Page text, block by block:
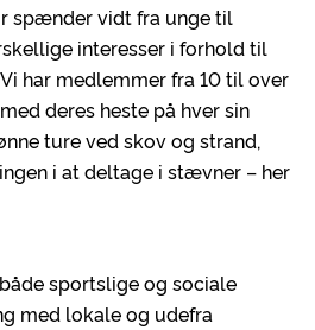
spænder vidt fra unge til
interesser i forhold til
har medlemmer fra 10 til over
deres heste på hver sin
ture ved skov og strand,
i at deltage i stævner – her
sportslige og sociale
med lokale og udefra